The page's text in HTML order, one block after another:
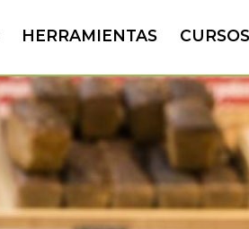
HERRAMIENTAS CURSOS